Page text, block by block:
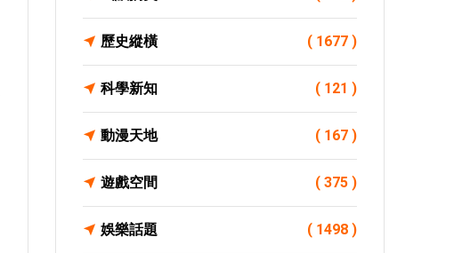
歷史縱橫 ( 1677 )
科學新知 ( 121 )
動漫天地 ( 167 )
遊戲空間 ( 375 )
娛樂話題 ( 1498 )